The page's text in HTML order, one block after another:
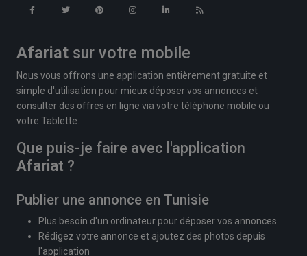
Afariat sur votre mobile
Nous vous offrons une application entièrement gratuite et
simple d'utilisation pour mieux déposer vos annonces et
consulter des offres en ligne via votre téléphone mobile ou
votre Tablette.
Que puis-je faire avec l'application
Afariat ?
Publier une annonce en Tunisie
Plus besoin d'un ordinateur pour déposer vos annonces
Rédigez votre annonce et ajoutez des photos depuis
l'application